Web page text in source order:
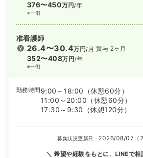
376〜450万円/年
※一例
准看護師
26.4〜30.4万円/月
352〜408万円/年
※一例
賞与 2ヶ月
勤務時間 9:00～18:00
（休憩60分）
11:00～20:00 （休憩60分）
17:30～9:30
（休憩120分）
募集状況更新日： 2026/08/07（2
希望や経験をもとに、LINEで相